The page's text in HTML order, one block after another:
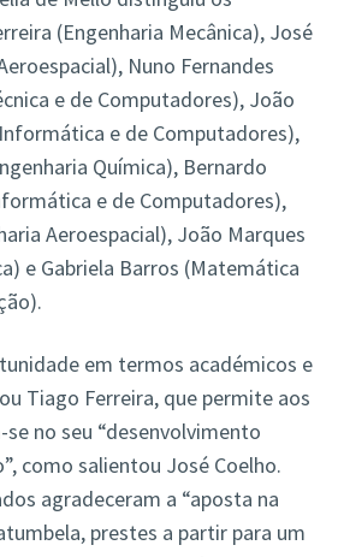
(Engenharia Mecânica), José
Nuno Fernandes
e de Computadores), João
e de Computadores),
Química), Bernardo
e de Computadores),
Aeroespacial), João Marques
e Gabriela Barros (Matemática
em termos académicos e
Tiago Ferreira, que permite aos
no seu “desenvolvimento
como salientou José Coelho.
agradeceram a “aposta na
prestes a partir para um